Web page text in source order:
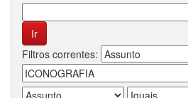
Filtros correntes: